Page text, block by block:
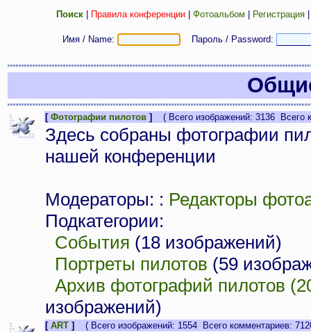
Поиск| Правила конференции| Фотоальбом Регистрация
Имя / Name: Пароль / Password:
[ Фотографии пилотов ] ( Всего изображений: 3136 Всего
Здесь собраны фотографии
нашей конференции
Модераторы: : Редакторы
Подкатегории:
События (18 изображений)
Портреты пилотов (59
Архив фотографий пилотов
изображений)
[ ART ] ( Всего изображений: 1554 Всего комментариев: